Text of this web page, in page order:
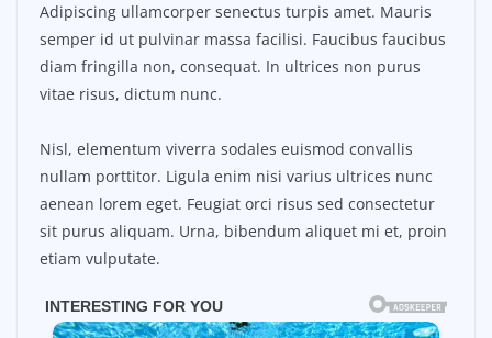
Adipiscing ullamcorper senectus turpis amet. Mauris
semper id ut pulvinar massa facilisi. Faucibus faucibus
diam fringilla non, consequat. In ultrices non purus
vitae risus, dictum nunc.
Nisl, elementum viverra sodales euismod convallis
nullam porttitor. Ligula enim nisi varius ultrices nunc
aenean lorem eget. Feugiat orci risus sed consectetur
sit purus aliquam. Urna, bibendum aliquet mi et, proin
etiam vulputate.